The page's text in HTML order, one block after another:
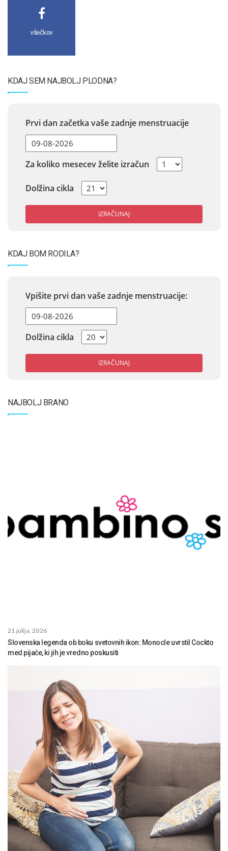
všečkov
KDAJ SEM NAJBOLJ PLODNA?
Prvi dan začetka vaše zadnje menstruacije
Za koliko mesecev želite izračun
Dolžina cikla
IZRAČUNAJ
KDAJ BOM RODILA?
Vpišite prvi dan vaše zadnje menstruacije:
Dolžina cikla
IZRAČUNAJ
NAJBOLJ BRANO
21 julija, 2026
Slovenska legenda ob boku svetovnih ikon: Monocle uvrstil Cockto
med pijače, ki jih je vredno poskusiti